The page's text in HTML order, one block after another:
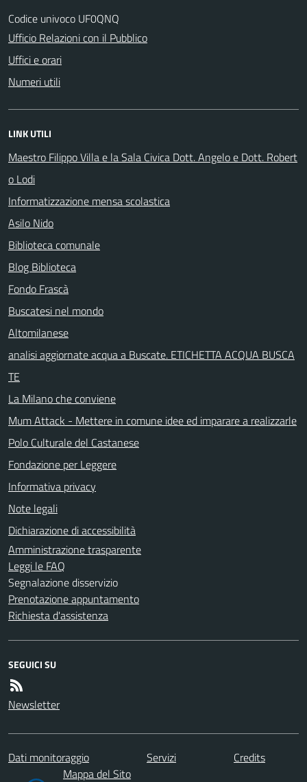
Codice univoco UF0QNQ
Ufficio Relazioni con il Pubblico
Uffici e orari
Numeri utili
LINK UTILI
Maestro Filippo Villa e la Sala Civica Dott. Angelo e Dott. Robert
o Lodi
Informatizzazione mensa scolastica
Asilo Nido
Biblioteca comunale
Blog Biblioteca
Fondo Frascà
Buscatesi nel mondo
Altomilanese
analisi aggiornate acqua a Buscate. ETICHETTA ACQUA BUSCA
TE
La Milano che conviene
Mum Attack - Mettere in comune idee ed imparare a realizzarle
Polo Culturale del Castanese
Fondazione per Leggere
Informativa privacy
Note legali
Dichiarazione di accessibilità
Amministrazione trasparente
Leggi le FAQ
Segnalazione disservizio
Prenotazione appuntamento
Richiesta d'assistenza
SEGUICI SU
Newsletter
Dati monitoraggio Servizi
Credits
Mappa del Sito